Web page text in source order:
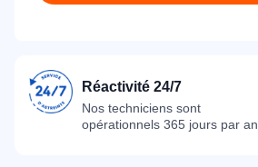
Réactivité 24/7
Nos techniciens sont
opérationnels 365 jours par an